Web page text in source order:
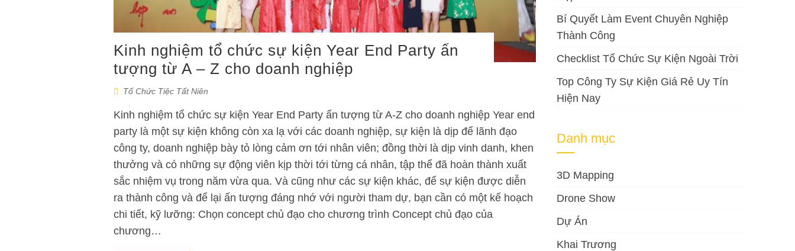
Kinh nghiệm tổ chức sự kiện Year End Party ấn
tượng từ A – Z cho doanh nghiệp
Tổ Chức Tiệc Tất Niên
Kinh nghiệm tổ chức sự kiện Year End Party ấn tượng từ A-Z cho doanh nghiệp Year end
party là một sự kiện không còn xa lạ với các doanh nghiệp, sự kiện là dịp để lãnh đạo
công ty, doanh nghiệp bày tỏ lòng cảm ơn tới nhân viên; đồng thời là dịp vinh danh, khen
thưởng và có những sự động viên kịp thời tới từng cá nhân, tập thể đã hoàn thành xuất
sắc nhiệm vụ trong năm vừa qua. Và cũng như các sự kiện khác, để sự kiện được diễn
ra thành công và để lại ấn tượng đáng nhớ với người tham dự, bạn cần có một kế hoạch
chi tiết, kỹ lưỡng: Chọn concept chủ đạo cho chương trình Concept chủ đạo của
chương…
Bí Quyết Làm Event Chuyên Nghiệp
Thành Công
Checklist Tổ Chức Sự Kiện Ngoài Trời
Top Công Ty Sự Kiện Giá Rẻ Uy Tín
Hiện Nay
Danh mục
3D Mapping
Drone Show
Dự Án
Khai Trương